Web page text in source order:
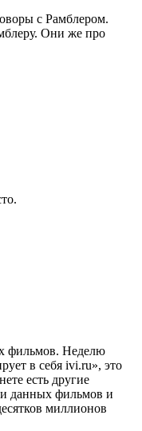
с Рамблером.
Они же про
фильмов. Неделю
в себя ivi.ru», это
есть другие
данных фильмов и
миллионов